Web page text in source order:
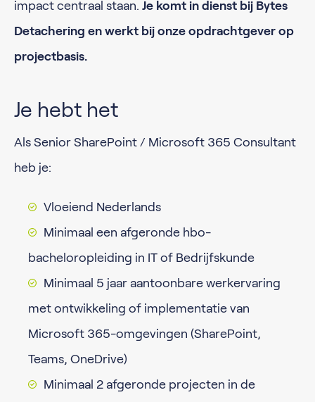
impact centraal staan. Je komt in dienst bij Bytes
Detachering en werkt bij onze opdrachtgever op
projectbasis.
Je hebt het
Als Senior SharePoint / Microsoft 365 Consultant
heb je:
Vloeiend Nederlands
Minimaal een afgeronde hbo-
bacheloropleiding in IT of Bedrijfskunde
Minimaal 5 jaar aantoonbare werkervaring
met ontwikkeling of implementatie van
Microsoft 365-omgevingen (SharePoint,
Teams, OneDrive)
Minimaal 2 afgeronde projecten in de